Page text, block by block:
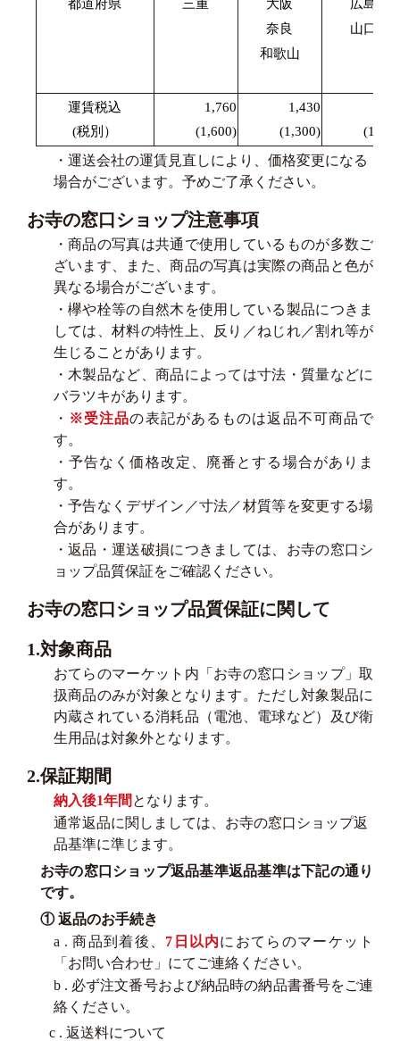
都道府県 三重
大阪
奈良
和歌山
広島
山口
運賃税込
(税別）
1,760
(1,600)
1,430
(1,300)
・運送会社の運賃見直しにより、価格変更になる
場合がございます。予めご了承ください。
お寺の窓口ショップ注意事項
・商品の写真は共通で使用しているものが多数ご
ざいます、また、商品の写真は実際の商品と色が
異なる場合がございます。
・欅や栓等の自然木を使用している製品につきま
しては、材料の特性上、反り／ねじれ／割れ等が
生じることがあります。
・木製品など、商品によっては寸法・質量などに
バラツキがあります。
・ ※受注品の表記があるものは返品不可商品で
す。
・予告なく価格改定、廃番とする場合がありま
す。
・予告なくデザイン／寸法／材質等を変更する場
合があります。
・返品・運送破損につきましては、お寺の窓口シ
ョップ品質保証をご確認ください。
お寺の窓口ショップ品質保証に関して
1.対象商品
おてらのマーケット内「お寺の窓口ショップ」取
扱商品のみが対象となります。ただし対象製品に
内蔵されている消耗品（電池、電球など）及び衛
生用品は対象外となります。
2.保証期間
納入後1年間 となります。
通常返品に関しましては、お寺の窓口ショップ返
品基準に準じます。
お寺の窓口ショップ返品基準返品基準は下記の通り
です。
① 返品のお手続き
a . 商品到着後、 7日以内におてらのマーケット
「お問い合わせ」にてご連絡ください。
b . 必ず注文番号および納品時の納品書番号をご連
絡ください。
c . 返送料について